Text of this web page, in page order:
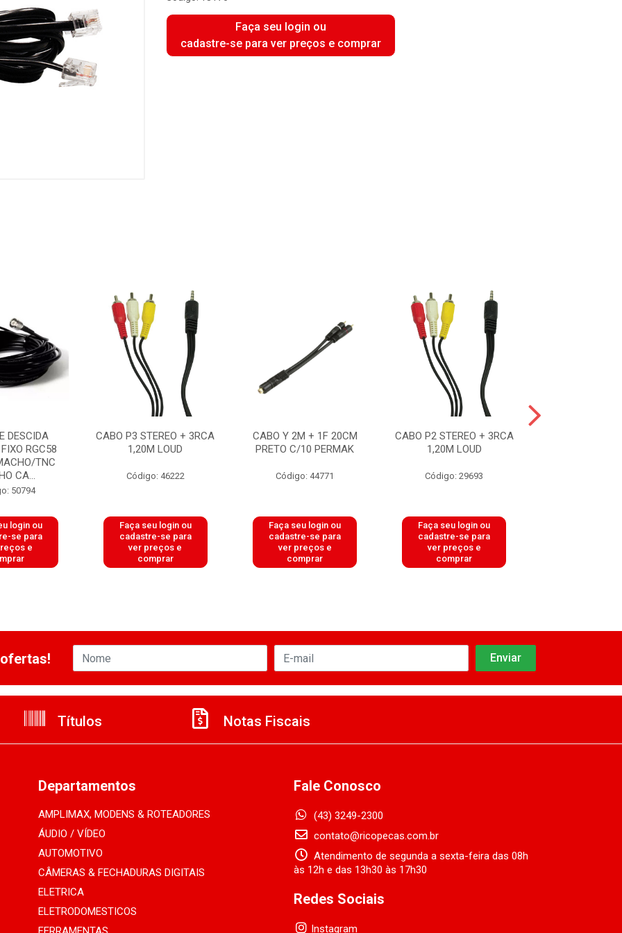
Faça seu login ou
cadastre-se para ver preços e comprar
DESCIDA
RGC58
TNC
CA...
50794
login ou
se para
e
CABO P3 STEREO + 3RCA
1,20M LOUD
Código: 46222
Faça seu login ou
cadastre-se para
ver preços e
comprar
CABO Y 2M + 1F 20CM
PRETO C/10 PERMAK
Código: 44771
Faça seu login ou
cadastre-se para
ver preços e
comprar
CABO P2 STEREO + 3RCA
1,20M LOUD
Código: 29693
Faça seu login ou
cadastre-se para
ver preços e
comprar
Títulos Notas Fiscais
Departamentos
AMPLIMAX, MODENS & ROTEADORES
ÁUDIO / VÍDEO
AUTOMOTIVO
CÂMERAS & FECHADURAS DIGITAIS
ELETRICA
ELETRODOMESTICOS
Fale Conosco
(43) 3249-2300
contato@ricopecas.com.br
Atendimento de segunda a sexta-feira das 08h
às 12h e das 13h30 às 17h30
Redes Sociais
Instagram